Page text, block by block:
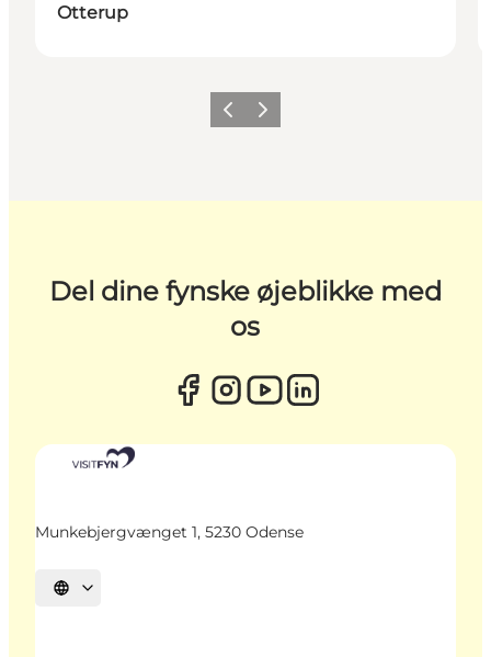
Otterup
ForrigeNæste
Del dine fynske øjeblikke med
os
Munkebjergvænget 1, 5230 Odense
Vælg sprog